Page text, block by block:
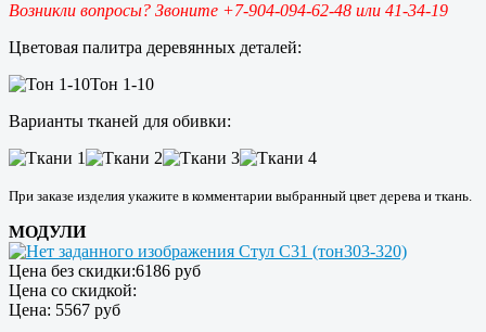
Возникли вопросы? Звоните +7-904-094-62-48 или 41-34-19
Цветовая палитра деревянных деталей:
Тон 1-10
Варианты тканей для обивки:
При заказе изделия укажите в комментарии выбранный цвет дерева и ткань.
МОДУЛИ
Стул С31 (тон303-320)
Цена без скидки:6186 руб
Цена со скидкой:
Цена: 5567 руб